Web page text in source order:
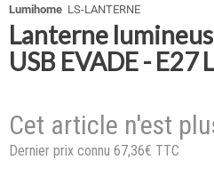
Lumihome LS-LANTERNE
Lanterne
USB EVADE - E27
Cet article n'est
Dernier prix connu 67,36€ TTC